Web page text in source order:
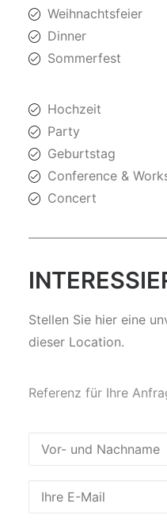
Weihnachtsfeier
Dinner
Sommerfest
Hochzeit
Party
Geburtstag
Conference &
Concert
Stellen Sie hier eine
dieser Location.
Referenz für Ihre